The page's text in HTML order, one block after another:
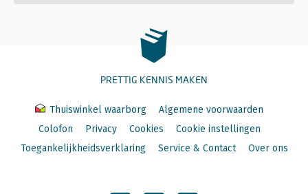
PRETTIG KENNIS MAKEN
Thuiswinkel waarborg
Algemene voorwaarden
Colofon
Privacy Cookies
Cookie instellingen
Toegankelijkheidsverklaring
Service & Contact Over ons